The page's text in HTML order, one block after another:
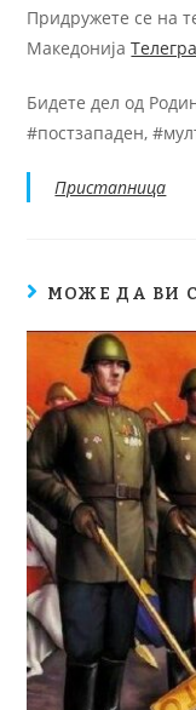
Придружете се на
Македонија
Бидете дел од
#постзападен,
Пристапница
МОЖЕ ДА ВИ